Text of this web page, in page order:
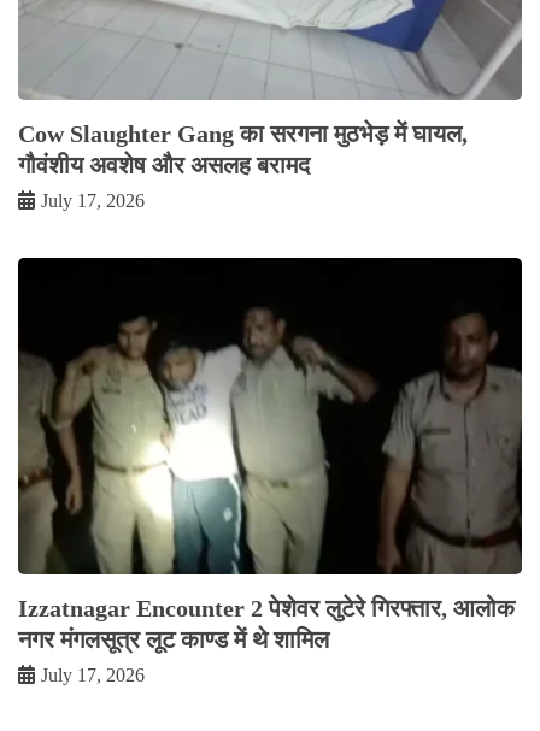
Cow Slaughter Gang का सरगना मुठभेड़ में घायल,
गौवंशीय अवशेष और असलह बरामद
July 17, 2026
Izzatnagar Encounter 2 पेशेवर लुटेरे गिरफ्तार, आलोक
नगर मंगलसूत्र लूट काण्‍ड में थे शामिल
July 17, 2026